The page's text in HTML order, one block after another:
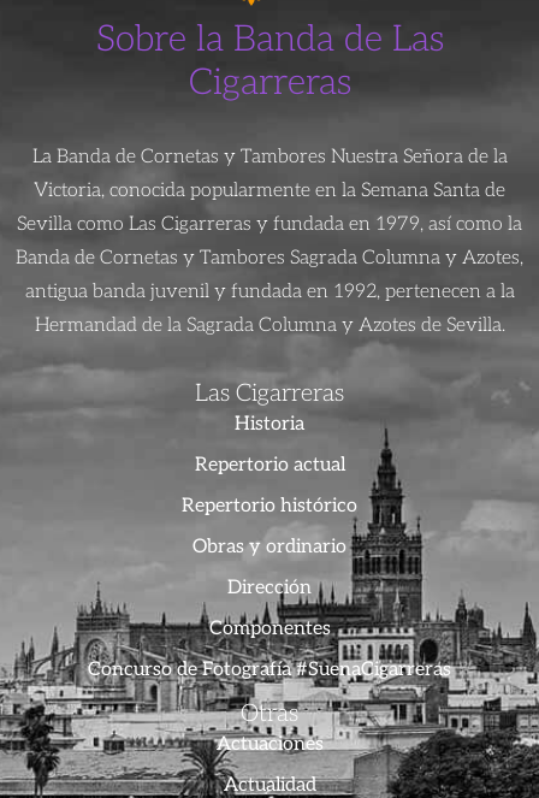
Sobre la Banda de Las
Cigarreras
La Banda de Cornetas y Tambores Nuestra Señora de la
Victoria, conocida popularmente en la Semana Santa de
Sevilla como Las Cigarreras y fundada en 1979, así como la
Banda de Cornetas y Tambores Sagrada Columna y Azotes,
antigua banda juvenil y fundada en 1992, pertenecen a la
Hermandad de la Sagrada Columna y Azotes de Sevilla.
Las Cigarreras
Historia
Repertorio actual
Repertorio histórico
Obras y ordinario
Dirección
Componentes
Concurso de Fotografía #SuenaCigarreras
Otras
Actuaciones
Actualidad